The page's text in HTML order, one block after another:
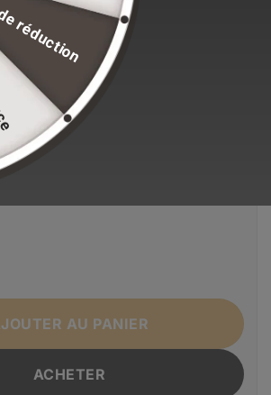
limité pour maintenir nos
Noir
AU PANIER
ACHETER
réduction